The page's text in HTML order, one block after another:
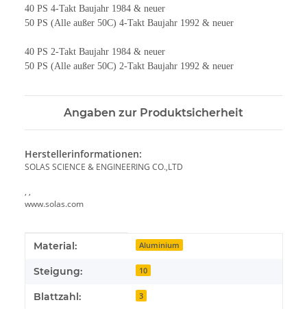
40 PS 4-Takt Baujahr 1984 & neuer
50 PS (Alle außer 50C) 4-Takt Baujahr 1992 & neuer
40 PS 2-Takt Baujahr 1984 & neuer
50 PS (Alle außer 50C) 2-Takt Baujahr 1992 & neuer
Angaben zur Produktsicherheit
Herstellerinformationen:
SOLAS SCIENCE & ENGINEERING CO.,LTD
, ,
www.solas.com
Produkteigenschaft
Wert
Material: Aluminium
Steigung: 10
Blattzahl: 3